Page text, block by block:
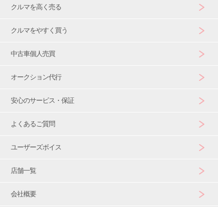
クルマを高く売る
クルマをやすく買う
中古車個人売買
オークション代行
安心のサービス・保証
よくあるご質問
ユーザーズボイス
店舗一覧
会社概要